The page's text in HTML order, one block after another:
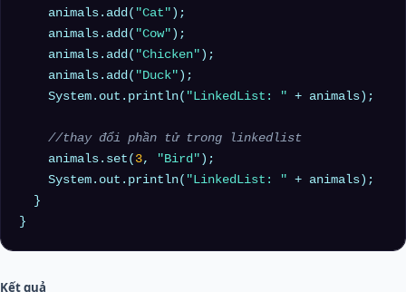
    animals.add(
"Cat" );
    animals.add(
"Cow" );
    animals.add(
"Chicken" );
    animals.add(
"Duck" );
    System.out.println(
"LinkedList: " + animals);
//thay đổi phần tử trong linkedlist
    animals.set(
3, "Bird" );
    System.out.println(
"LinkedList: " + animals);
  }
Kết quả